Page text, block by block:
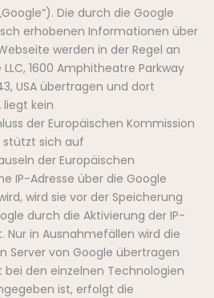
Die durch die Google
erhobenen Informationen über
werden in der Regel an
1600 Amphitheatre Parkway
USA übertragen und dort
liegt kein
der Europäischen Kommission
stützt sich auf
der Europäischen
IP-Adresse über die Google
wird sie vor der Speicherung
durch die Aktivierung der IP-
Nur in Ausnahmefällen wird die
Server von Google übertragen
bei den einzelnen Technologien
ist, erfolgt die